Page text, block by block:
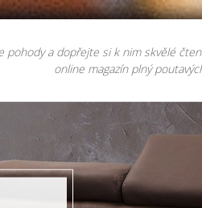
pohody a dopřejte si k nim skvělé
online magazín plný